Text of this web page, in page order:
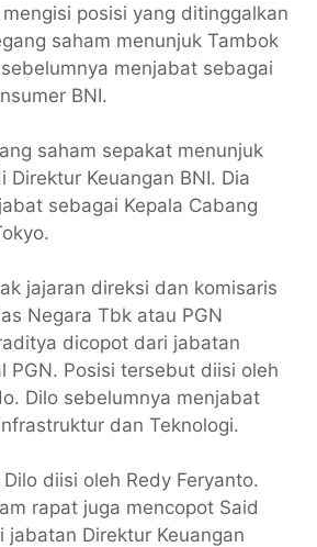
posisi yang ditinggalkan
saham menunjuk Tambok
menjabat sebagai
BNI.
saham sepakat menunjuk
Direktur Keuangan BNI. Dia
sebagai Kepala Cabang
jajaran direksi dan komisaris
Negara Tbk atau PGN
dicopot dari jabatan
PGN. Posisi tersebut diisi oleh
Dilo sebelumnya menjabat
dan Teknologi.
diisi oleh Redy Feryanto.
rapat juga mencopot Said
jabatan Direktur Keuangan